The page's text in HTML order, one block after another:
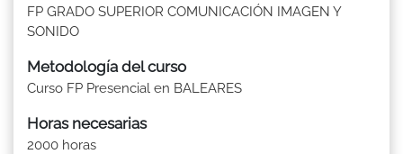
FP GRADO SUPERIOR COMUNICACIÓN IMAGEN Y
SONIDO
Metodología del curso
Curso FP Presencial en BALEARES
Horas necesarias
2000 horas